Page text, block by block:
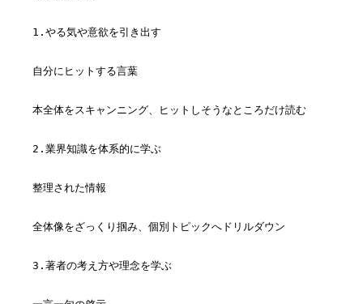
    1.やる気や意欲を引き出す
    自分にヒットする言葉
    本全体をスキャンニング、ヒットしそうなところだけ読む
    2.業界知識を体系的に学ぶ
    整理された情報
    全体像をざっくり掴み、個別トピックへドリルダウン
    3.著者の考え方や理念を学ぶ